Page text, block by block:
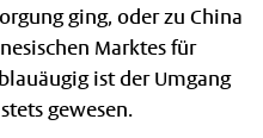
ging, oder zu China
Marktes für
ist der Umgang
gewesen.